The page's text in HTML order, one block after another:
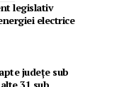
legislativ
electrice
județe sub